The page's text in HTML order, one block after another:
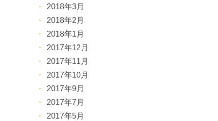
2018年3月
2018年2月
2018年1月
2017年12月
2017年11月
2017年10月
2017年9月
2017年7月
2017年5月